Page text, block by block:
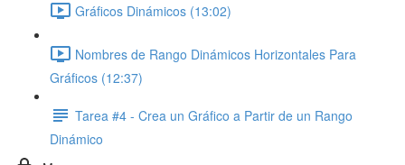
Gráficos Dinámicos (13:02)
Nombres de Rango Dinámicos Horizontales Para
Gráficos (12:37)
Tarea #4 - Crea un Gráfico a Partir de un Rango
Dinámico